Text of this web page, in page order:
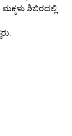
ಶಿಬಿರದಲ್ಲಿ